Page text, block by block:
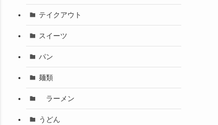
テイクアウト
スイーツ
パン
麺類
ラーメン
うどん